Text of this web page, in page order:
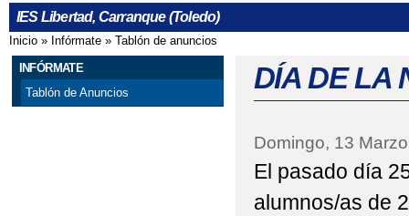
IES Libertad, Carranque (Toledo)
Se encuentra usted aquí
Inicio » Infórmate » Tablón de anuncios
INFÓRMATE
Tablón de Anuncios
DÍA DE LA
Domingo, 13
El pasado día
alumnos/as de